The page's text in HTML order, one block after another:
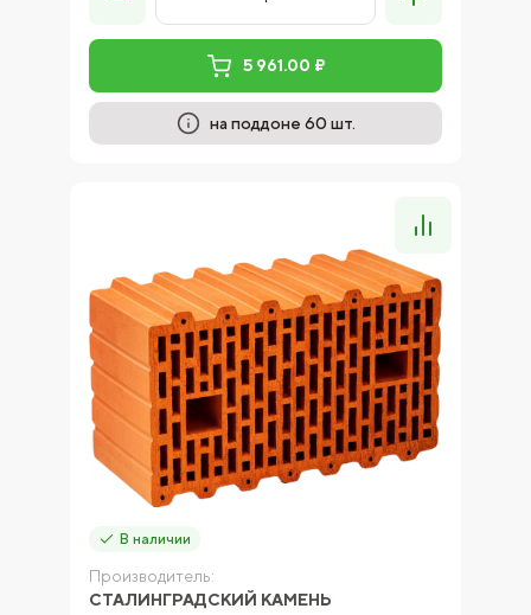
5 961.00 ₽
на поддоне 60 шт.
В наличии
Производитель:
СТАЛИНГРАДСКИЙ КАМЕНЬ